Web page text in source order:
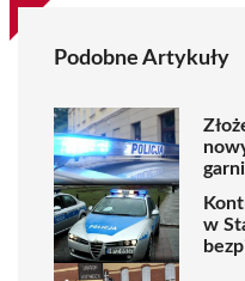
Podobne Artykuły
w